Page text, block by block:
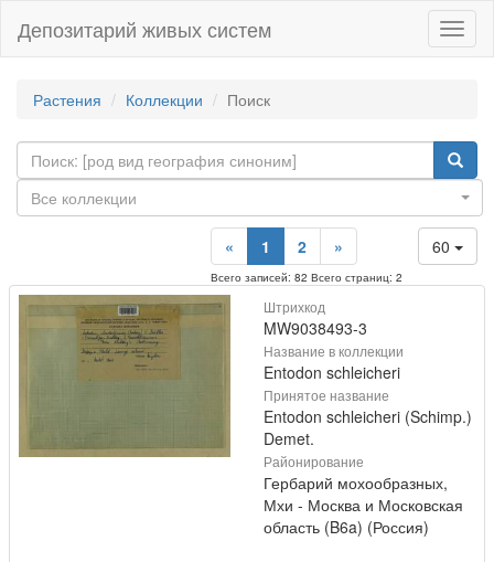
Депозитарий живых систем
Растения Коллекции Поиск
Все коллекции
60
« 1 2 »
Всего записей: 82 Всего страниц: 2
Штрихкод
MW9038493-3
Название в коллекции
Entodon schleicheri
Принятое название
Entodon schleicheri (Schimp.)
Demet.
Районирование
Гербарий мохообразных,
Мхи - Москва и Московская
область (B6a) (Россия)